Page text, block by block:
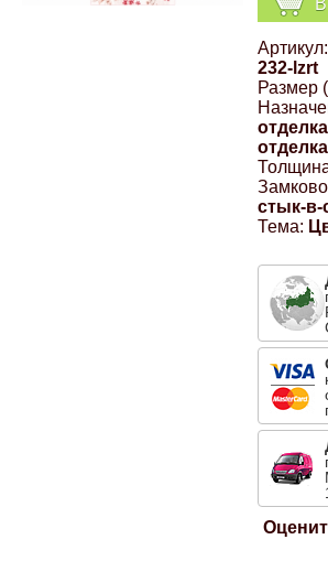
Артикул:
232-lzrt
Размер
стык-в-
Тема:
Компрессионные фитинги Poliext
Эмали универсальные
Магнитные панели на